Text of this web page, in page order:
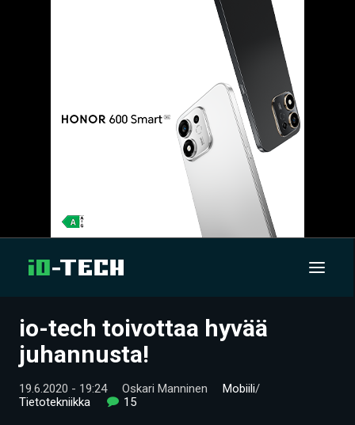
UUTISET
VIDEOT
io-tech toivottaa hyvää
juhannusta!
19.6.2020 - 19:24 Oskari Manninen Mobiili/
Tietotekniikka
15